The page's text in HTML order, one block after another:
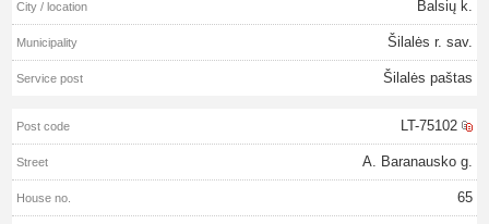
Balsių k.
Šilalės r. sav.
Šilalės paštas
LT-75102
A. Baranausko g.
65